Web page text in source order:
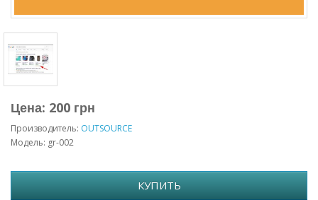
Цена: 200 грн
Производитель: OUTSOURCE
Модель: gr-002
КУПИТЬ